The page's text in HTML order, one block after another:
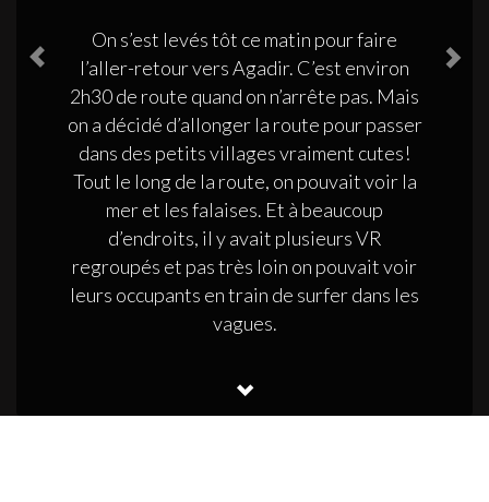
On s’est levés tôt ce matin pour faire
l’aller-retour vers Agadir. C’est environ
2h30 de route quand on n’arrête pas. Mais
on a décidé d’allonger la route pour passer
dans des petits villages vraiment cutes!
Tout le long de la route, on pouvait voir la
mer et les falaises. Et à beaucoup
d’endroits, il y avait plusieurs VR
regroupés et pas très loin on pouvait voir
leurs occupants en train de surfer dans les
vagues.